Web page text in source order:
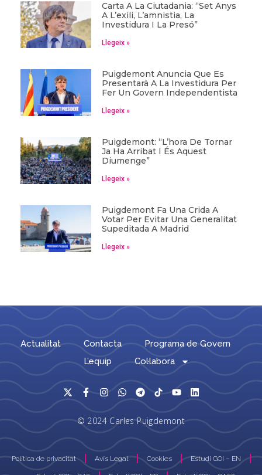
Carta A La Ciutadania: “Set Anys
A L’exili, L’amnistia, La
Investidura I La Presó”
Llegeix »
Puigdemont Anuncia Que Es
Presentarà A La Investidura Per
Fer Un Govern Independentista
Llegeix »
Puigdemont: “L’hora De Tornar
Ja Ha Arribat I És Aquest
Diumenge”
Llegeix »
Puigdemont Fa Una Crida A
Votar Per Evitar Una Generalitat
Supeditada A Madrid
Llegeix »
Actualitat Contacta
Programa de Govern
L’equip
Col·labora
© 2024 Carles Puigdemont
Política de privacitat Avís Legal Cookies Estudi GOI – EN